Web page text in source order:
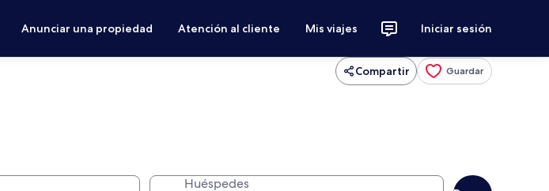
Anunciar una propiedad Atención al cliente Mis viajes Iniciar sesión
Compartir Guardar
Huéspedes